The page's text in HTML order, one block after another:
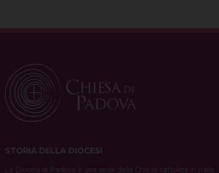
STORIA DELLA DIOCESI
La Diocesi di Padova è una sede della Chiesa cattolica in Italia